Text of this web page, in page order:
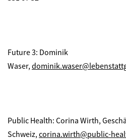
Future 3: Dominik
Waser,
Public Health: Corina Wirth,
Schweiz, corina.wirth@public-